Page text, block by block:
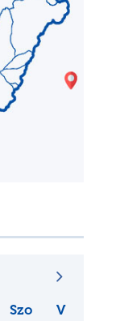
Szo V